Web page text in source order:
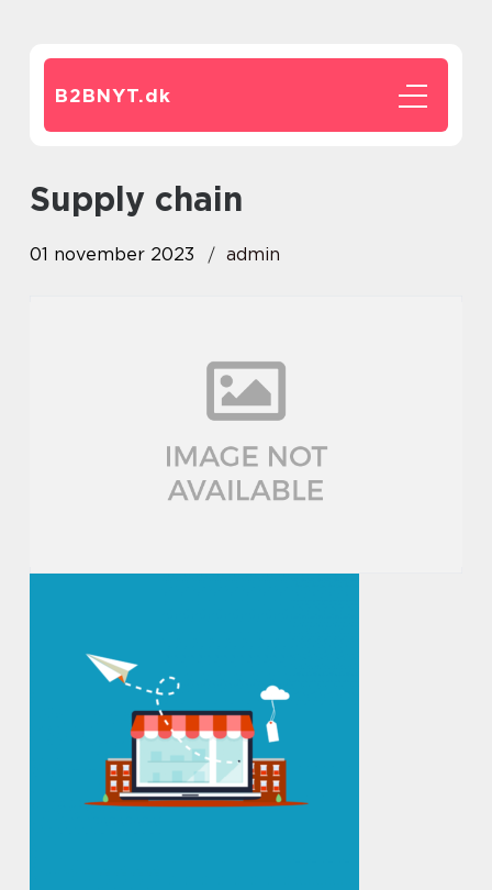
B2BNYT.dk
supply chain
01 november 2023 admin